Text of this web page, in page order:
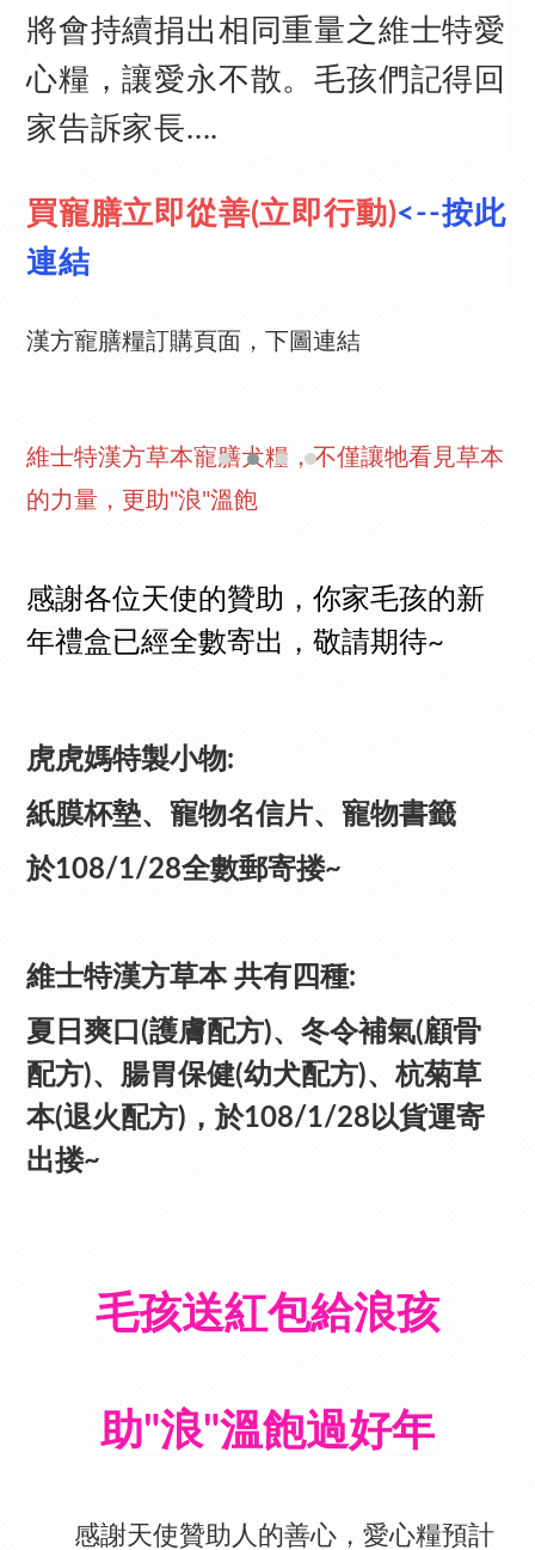
將會持續捐出相同重量之維士特愛
心糧，讓愛永不散。毛孩們記得回
家告訴家長....
買寵膳立即從善(立即行動)<--按此
連結
漢方寵膳糧訂購頁面，下圖連結
維士特漢方草本寵膳犬糧，不僅讓牠看見草本
的力量，更助"浪"溫飽
感謝各位天使的贊助，你家毛孩的新
年禮盒已經全數寄出，敬請期待~
虎虎媽特製小物:
紙膜杯墊、寵物名信片、寵物書籤
於108/1/28全數郵寄搂~
維士特漢方草本 共有四種:
夏日爽口(護膚配方)、冬令補氣(顧骨
配方)、 腸胃保健(幼犬配方)、杭菊草
本(退火配方)，於108/1/28以貨運寄
出搂~
毛孩送紅包給浪孩
助"浪"溫飽過好年
感謝天使贊助人的善心，愛心糧預計